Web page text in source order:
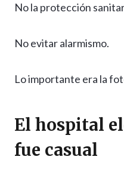
No la protección
No evitar alarmismo.
Lo importante era la
El hospital
fue casual